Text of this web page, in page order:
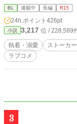
も。 どんな戦場でも。 俺
近づいてくる。 ――なんでわかんの？ バイト辞めたい。え、なんで辞めさせて
もらえないの？ ―――――――――――――――――― 執着溺愛系ヒーロー ×
モブ ただのバイトでゆるーく働くつもりだったモブがヒーローに執着され敵幹
BL 連載中 長編 R15
24h.ポイント 426pt
小説 3,217 位 / 228,589
執着・溺愛 ストーカ
ラブコメ
3